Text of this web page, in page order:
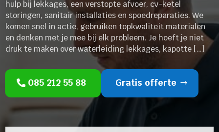
hulp bij lekkages, een verstopte afvoer, cv-ketel
storingen, sanitair installaties en spoedreparaties. We
komen snel in actie, gebruiken topkwaliteit materialen
en denken met je mee bij elk probleem. Je hoeft je niet
druk te maken over waterleiding lekkages, kapotte […]
085 212 55 88 Gratis offerte